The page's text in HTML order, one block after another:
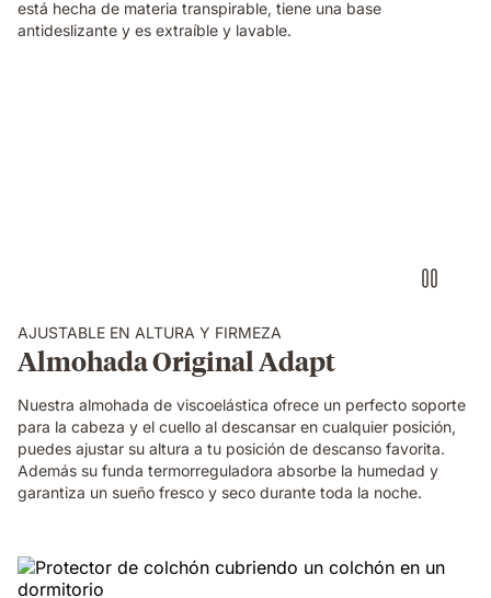
está hecha de materia transpirable, tiene una base
antideslizante y es extraíble y lavable.
AJUSTABLE EN ALTURA Y FIRMEZA
Almohada Original Adapt
Nuestra almohada de viscoelástica ofrece un perfecto soporte
para la cabeza y el cuello al descansar en cualquier posición,
puedes ajustar su altura a tu posición de descanso favorita.
Además su funda termorreguladora absorbe la humedad y
garantiza un sueño fresco y seco durante toda la noche.